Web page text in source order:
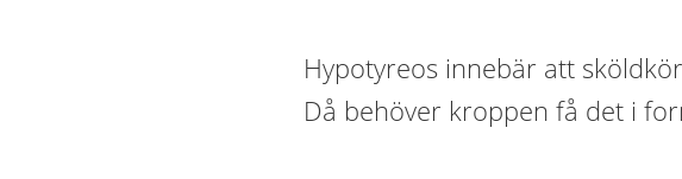
Hypotyreos innebär att
Då behöver kroppen få det i